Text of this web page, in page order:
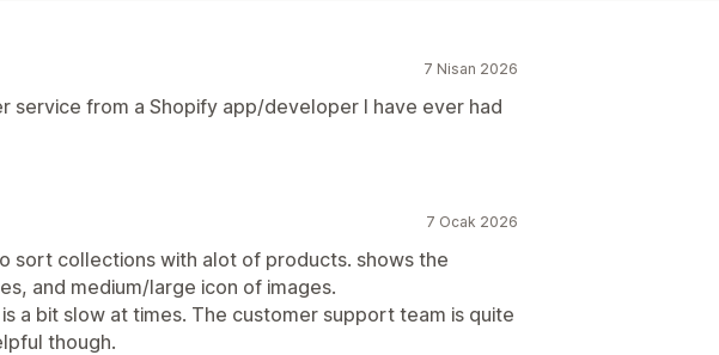
7 Nisan 2026
service from a Shopify app/developer I have ever had
7 Ocak 2026
sort collections with alot of products. shows the
and medium/large icon of images.
a bit slow at times. The customer support team is quite
though.